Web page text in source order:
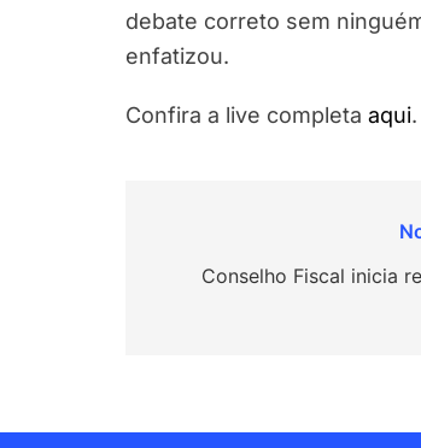
debate correto sem
enfatizou.
Confira a live completa aqui.
Conselho Fiscal inicia